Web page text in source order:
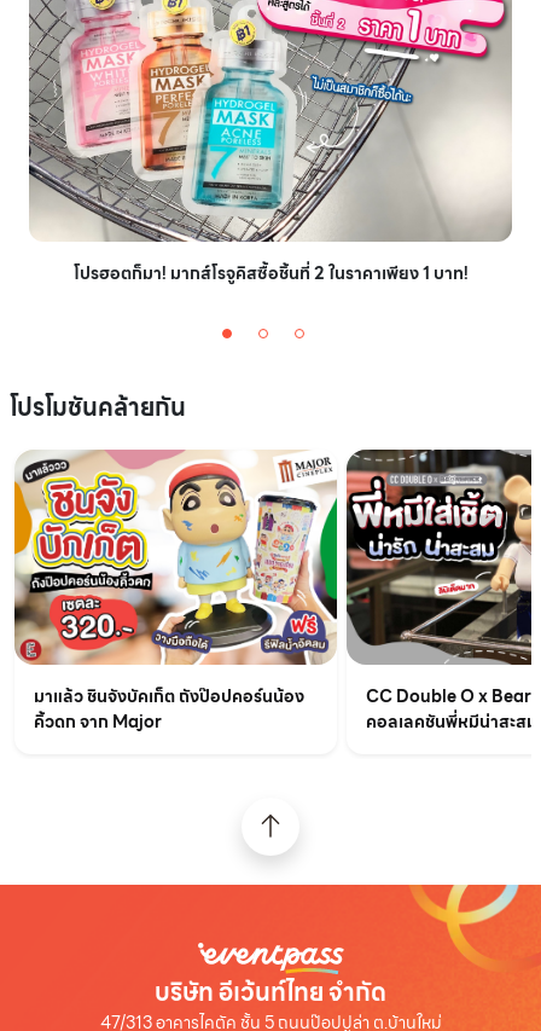
โปรฮอตก็มา! มากส์โรจูคิสซื้อชิ้นที่ 2 ในราคาเพียง 1 บาท!
โปรโมชันคล้ายกัน
มาแล้ว ชินจังบัคเก็ต ถังป๊อปคอร์นน้อง
คิ้วดก จาก Major
CC Double O x
คอลเลคชันพี่หมีน่าสะสม
บริษัท อีเว้นท์ไทย จำกัด
47/313 อาคารไคตัค ชั้น 5 ถนนป๊อปปูล่า ต.บ้านใหม่